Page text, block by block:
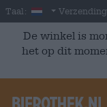
Skip to main content
Taal: Dutch
De winkel is
het op dit